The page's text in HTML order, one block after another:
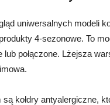
uniwersalnych modeli
4-sezonowe. To
lub połączone. Lżejsza
kołdry antyalergiczne,